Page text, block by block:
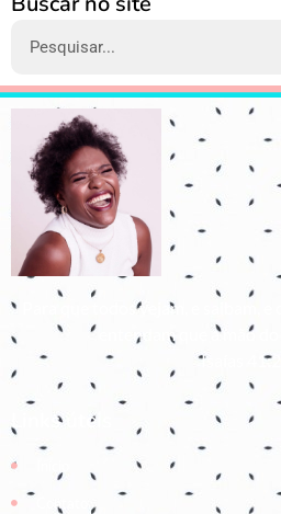
Para que todos vejam, e saibam,
entendam que a mão
Isaías 41:20
Links úteis
Contato